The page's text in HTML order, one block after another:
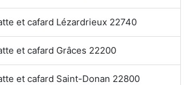
et cafard Lézardrieux 22740
et cafard Grâces 22200
et cafard Saint-Donan 22800